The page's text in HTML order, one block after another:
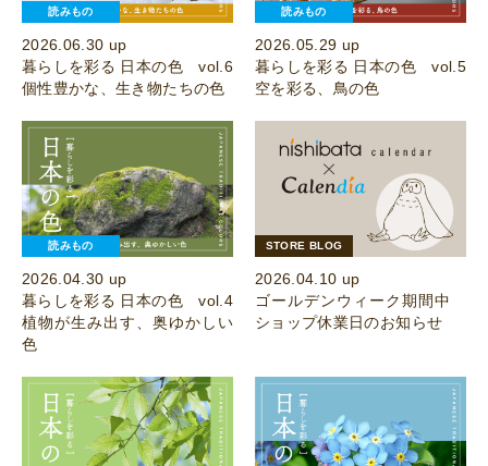
読みもの
2026.06.30 up
暮らしを彩る 日本の色 vol.6
個性豊かな、生き物たちの色
読みもの
2026.05.29 up
暮らしを彩る 日本の色 vol.5
空を彩る、鳥の色
読みもの
2026.04.30 up
暮らしを彩る 日本の色 vol.4
植物が生み出す、奥ゆかしい
色
STORE BLOG
2026.04.10 up
ゴールデンウィーク期間中
ショップ休業日のお知らせ